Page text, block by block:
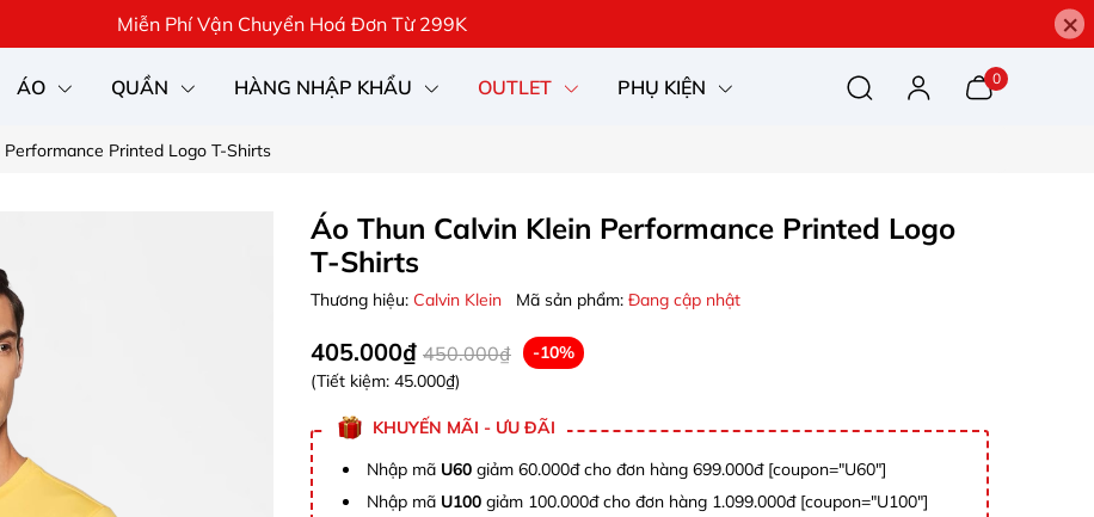
Miễn Phí Vận Chuyển Hoá Đơn Từ 299K ×
ÁO QUẦN HÀNG NHẬP KHẨU OUTLET PHỤ KIỆN 0
Printed Logo T-Shirts
Áo Thun Calvin Klein Performance Printed Logo
T-Shirts
Thương hiệu: Calvin Klein Mã sản phẩm: Đang cập nhật
405.000₫ 450.000₫
-10%
(Tiết kiệm: 45.000₫)
KHUYẾN MÃI - ƯU ĐÃI
Nhập mã U60 giảm 60.000đ cho đơn hàng 699.000đ [coupon="U60"]
Nhập mã U100 giảm 100.000đ cho đơn hàng 1.099.000đ [coupon="U100"]